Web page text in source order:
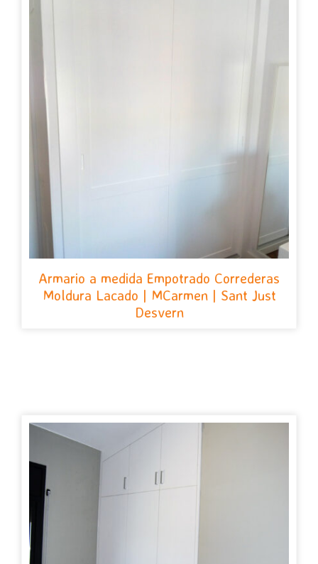
Armario a medida Empotrado Correderas
Moldura Lacado | MCarmen | Sant Just
Desvern